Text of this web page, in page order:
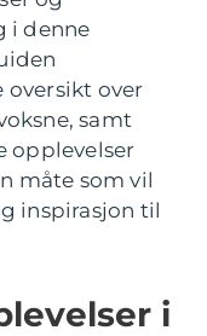
i denne
oversikt over
samt
opplevelser
måte som vil
inspirasjon til
i